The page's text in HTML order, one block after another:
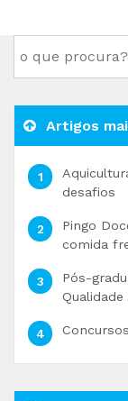
Artigos
desafios
Pingo
comida
Pós-